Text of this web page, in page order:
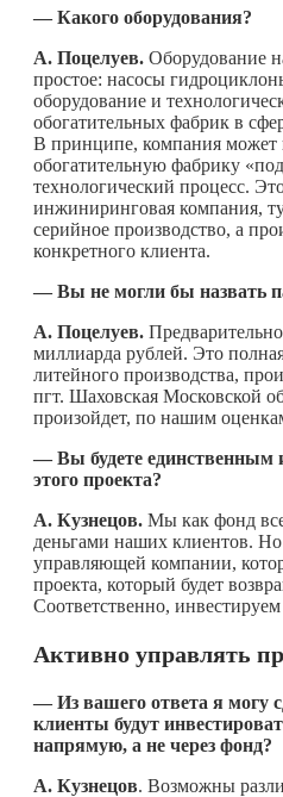
— Какого оборудования?
А. Поцелуев. Оборудование
простое: насосы
оборудование и
обогатительных фабрик в
В принципе, компания может
обогатительную фабрику
технологический процесс.
инжиниринговая компания,
серийное производство, а
конкретного клиента.
— Вы не могли бы назвать
А. Поцелуев.
миллиарда рублей. Это
литейного производства,
пгт. Шаховская Московской
произойдет, по нашим
— Вы будете единственным
этого проекта?
А. Кузнецов. Мы как фонд
деньгами наших клиентов.
управляющей компании,
проекта, который будет
Соответственно,
Активно управлять
— Из вашего ответа я могу
клиенты будут
напрямую, а не через фонд?
А. Кузнецов. Возможны